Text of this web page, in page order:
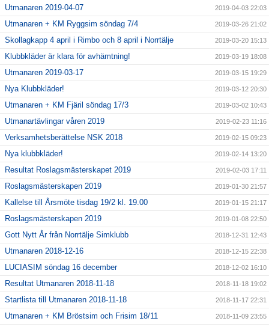
Utmanaren 2019-04-07 2019-04-03 22:03
Utmanaren + KM Ryggsim söndag 7/4 2019-03-26 21:02
Skollagkapp 4 april i Rimbo och 8 april i Norrtälje 2019-03-20 15:13
Klubbkläder är klara för avhämtning! 2019-03-19 18:08
Utmanaren 2019-03-17 2019-03-15 19:29
Nya Klubbkläder! 2019-03-12 20:30
Utmanaren + KM Fjäril söndag 17/3 2019-03-02 10:43
Utmanartävlingar våren 2019 2019-02-23 11:16
Verksamhetsberättelse NSK 2018 2019-02-15 09:23
Nya klubbkläder! 2019-02-14 13:20
Resultat Roslagsmästerskapet 2019 2019-02-03 17:11
Roslagsmästerskapen 2019 2019-01-30 21:57
Kallelse till Årsmöte tisdag 19/2 kl. 19.00 2019-01-15 21:17
Roslagsmästerskapen 2019 2019-01-08 22:50
Gott Nytt År från Norrtälje Simklubb 2018-12-31 12:43
Utmanaren 2018-12-16 2018-12-15 22:38
LUCIASIM söndag 16 december 2018-12-02 16:10
Resultat Utmanaren 2018-11-18 2018-11-18 19:02
Startlista till Utmanaren 2018-11-18 2018-11-17 22:31
Utmanaren + KM Bröstsim och Frisim 18/11 2018-11-09 23:55